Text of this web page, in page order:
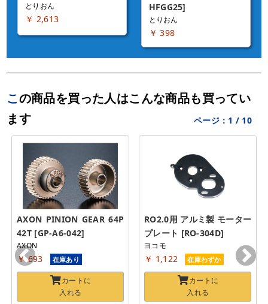
とりおん
￥ 2,613
HFGG25]
とりおん
￥ 398
この商品を買った人はこんな商品も買ってい
ます
ページ： 1 / 10
AXON PINION GEAR 64P
42T [GP-A6-042]
AXON
￥ 693 在庫あり
カートに
入れる
RO2.0用 アルミ製 モーター
プレート [RO-304D]
ヨコモ
￥ 1,122 在庫わずか
カートに
入れる